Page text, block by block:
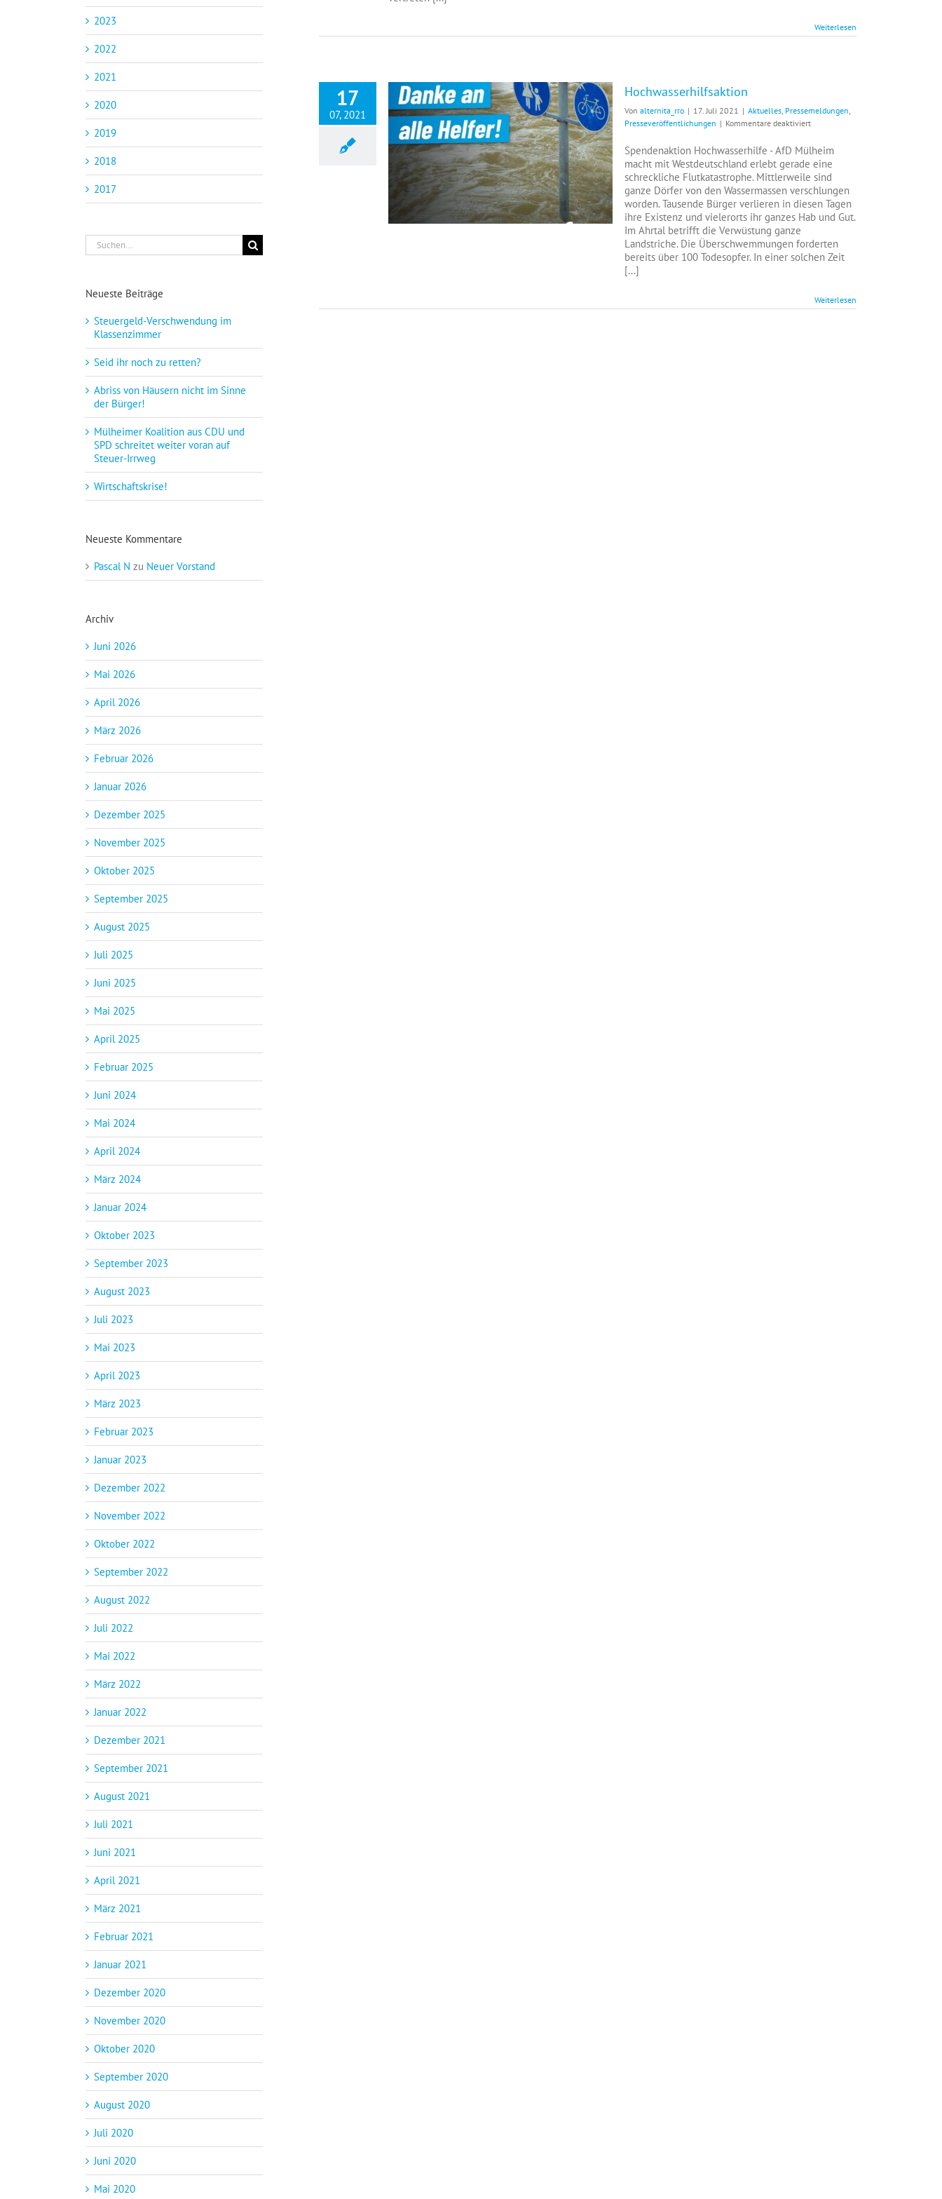
Weiterlesen
17
07, 2021
Hochwasserhilfsaktion
Von alternita_rro | 17. Juli 2021 | Aktuelles, Pressemeldungen,
Presseveröffentlichungen | Kommentare deaktiviertfür
Spendenaktion Hochwasserhilfe - AfD Mülheim
macht mit Westdeutschland erlebt gerade eine
schreckliche Flutkatastrophe. Mittlerweile sind
ganze Dörfer von den Wassermassen verschlungen
worden. Tausende Bürger verlieren in diesen Tagen
ihre Existenz und vielerorts ihr ganzes Hab und Gut.
Im Ahrtal betrifft die Verwüstung ganze
Landstriche. Die Überschwemmungen forderten
bereits über 100 Todesopfer. In einer solchen Zeit
[...]
Weiterlesen
2023
2022
2021
2020
2019
2018
2017
Suche
nach:
Neueste Beiträge
Steuergeld-Verschwendung im
Klassenzimmer
Seid ihr noch zu retten?
Abriss von Häusern nicht im Sinne
der Bürger!
Mülheimer Koalition aus CDU und
SPD schreitet weiter voran auf
Steuer-Irrweg
Wirtschaftskrise!
Neueste Kommentare
Pascal N zu Neuer Vorstand
Archiv
Juni 2026
Mai 2026
April 2026
März 2026
Februar 2026
Januar 2026
Dezember 2025
November 2025
Oktober 2025
September 2025
August 2025
Juli 2025
Juni 2025
Mai 2025
April 2025
Februar 2025
Juni 2024
Mai 2024
April 2024
März 2024
Januar 2024
Oktober 2023
September 2023
August 2023
Juli 2023
Mai 2023
April 2023
März 2023
Februar 2023
Januar 2023
Dezember 2022
November 2022
Oktober 2022
September 2022
August 2022
Juli 2022
Mai 2022
März 2022
Januar 2022
Dezember 2021
September 2021
August 2021
Juli 2021
Juni 2021
April 2021
März 2021
Februar 2021
Januar 2021
Dezember 2020
November 2020
Oktober 2020
September 2020
August 2020
Juli 2020
Juni 2020
Mai 2020